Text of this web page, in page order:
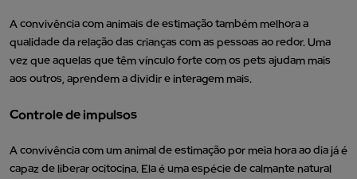
A convivência com animais de estimação também melhora a
qualidade da relação das crianças com as pessoas ao redor. Uma
vez que aquelas que têm vínculo forte com os pets ajudam mais
aos outros, aprendem a dividir e interagem mais.
Controle de impulsos
A convivência com um animal de estimação por meia hora ao dia já é
capaz de liberar ocitocina. Ela é uma espécie de calmante natural